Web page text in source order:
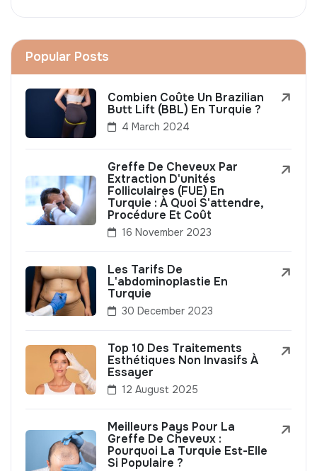
Popular Posts
Combien Coûte Un Brazilian
Butt Lift (BBL) En Turquie ?
4 March 2024
Greffe De Cheveux Par
Extraction D'unités
Folliculaires (FUE) En
Turquie : À Quoi S'attendre,
Procédure Et Coût
16 November 2023
Les Tarifs De
L'abdominoplastie En
Turquie
30 December 2023
Top 10 Des Traitements
Esthétiques Non Invasifs À
Essayer
12 August 2025
Meilleurs Pays Pour La
Greffe De Cheveux :
Pourquoi La Turquie Est-Elle
Si Populaire ?